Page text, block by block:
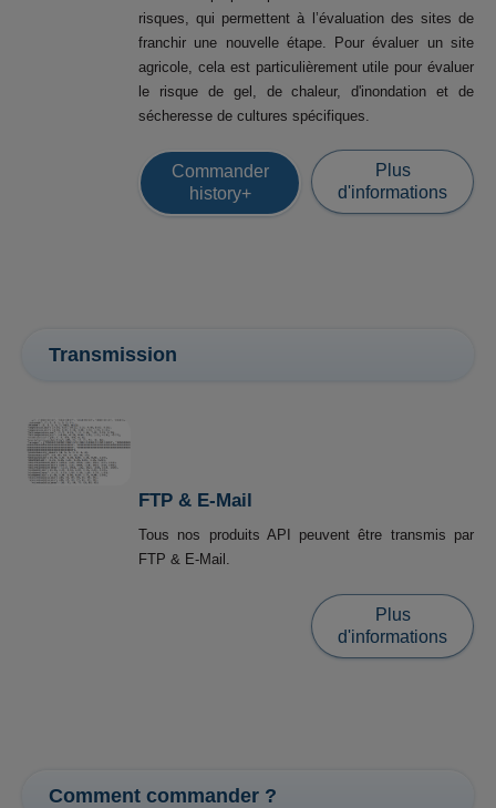
risques, qui permettent à l’évaluation des sites de
franchir une nouvelle étape. Pour évaluer un site
agricole, cela est particulièrement utile pour évaluer
le risque de gel, de chaleur, d'inondation et de
sécheresse de cultures spécifiques.
Commander
history+
Plus
d'informations
Transmission
FTP & E-Mail
Tous nos produits API peuvent être transmis par
FTP & E-Mail.
Plus
d'informations
Comment commander ?